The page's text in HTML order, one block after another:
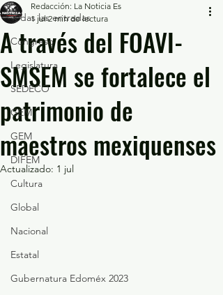
Todas las entradas
Congreso
Legislatura
SEDECO
GEM
GEM
DIFEM
Cultura
Global
Nacional
Estatal
Gubernatura Edoméx 2023
A través del FOAVI-
SMSEM se fortalece el
patrimonio de
maestros mexiquenses
Redacción: La Noticia Es
1 jul 2 min de lectura
Actualizado: 1 jul